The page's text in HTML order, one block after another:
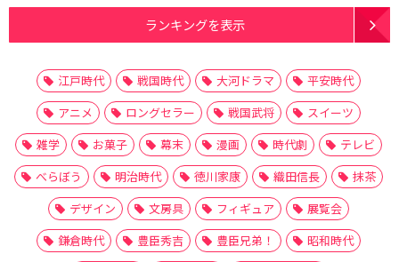
ランキングを表示
江戸時代 戦国時代 大河ドラマ
平安時代
アニメ
ロングセラー 戦国武将
スイーツ
雑学
お菓子 幕末 漫画 時代劇
テレビ
べらぼう
明治時代 徳川家康 織田信長
抹茶
デザイン
文房具 フィギュア
展覧会
鎌倉時代
豊臣秀吉 豊臣兄弟！
昭和時代